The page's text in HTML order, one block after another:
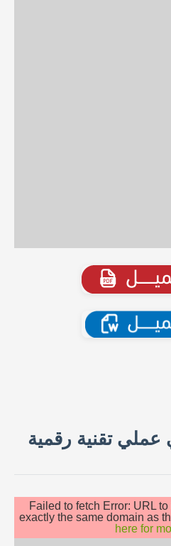
عملي تقنية رقمية
Failed to fetch Error: URL
exactly the same domain as
here for